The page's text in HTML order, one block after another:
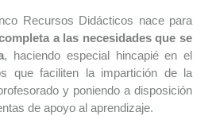
Recursos Didácticos nace para
a las necesidades que se
, haciendo especial hincapié en el
que faciliten la impartición de la
y poniendo a disposición
de apoyo al aprendizaje.